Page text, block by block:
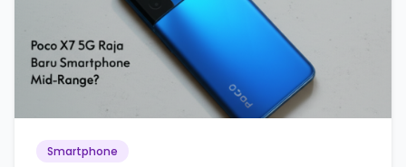
Smartphone